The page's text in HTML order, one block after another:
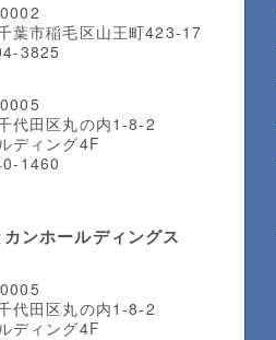
葉市稲毛区山王町423-17
3825
代田区丸の内1-8-2
ディング4F
1460
ンホールディングス
代田区丸の内1-8-2
ディング4F